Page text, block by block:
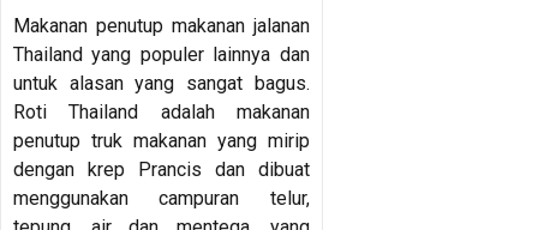
Makanan penutup makanan jalanan
Thailand yang populer lainnya dan
untuk alasan yang sangat bagus.
Roti Thailand adalah makanan
penutup truk makanan yang mirip
dengan krep Prancis dan dibuat
menggunakan campuran telur,